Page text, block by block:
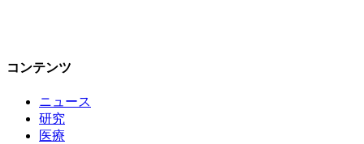
コンテンツ
ニュース
研究
医療